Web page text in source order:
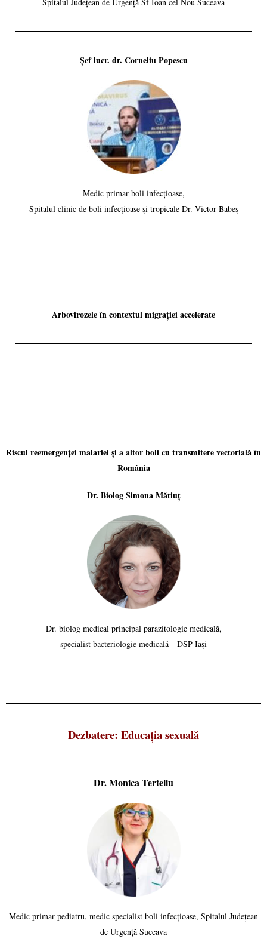
Șef lucr. dr. Corneliu Popescu
Medic primar boli infecțioase,
Spitalul clinic de boli infecțioase și tropicale Dr. Victor Babeș
Arbovirozele în contextul migrației accelerate
Riscul reemergenței malariei și a altor boli cu transmitere vectorială în
România
Dr. Biolog Simona Mătiuț
Dr. biolog medical principal parazitologie medicală,
specialist bacteriologie medicală- DSP Iași
Dezbatere: Educația sexuală
Dr. Monica Terteliu
Medic primar pediatru, medic specialist boli infecțioase, Spitalul Județean
de Urgență Suceava